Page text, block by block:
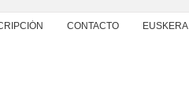
CONTACTO EUSKERA